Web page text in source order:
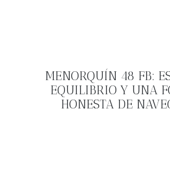
MENORQUÍN 48 FB:
EQUILIBRIO Y UNA
HONESTA DE